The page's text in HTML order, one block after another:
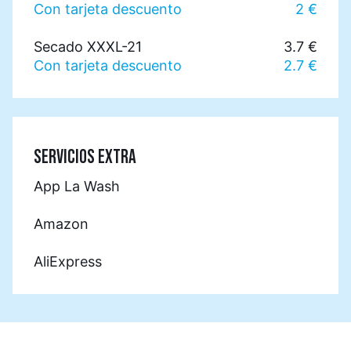
Con tarjeta descuento
2 €
Secado XXXL-21
3.7 €
Con tarjeta descuento
2.7 €
SERVICIOS EXTRA
App La Wash
Amazon
AliExpress